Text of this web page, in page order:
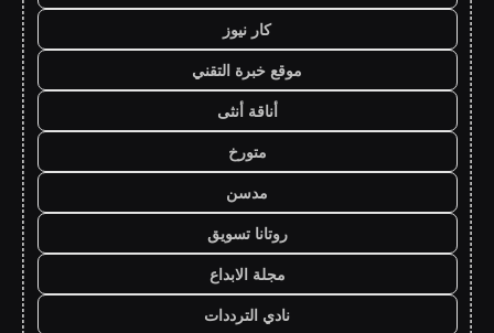
كار نيوز
موقع خبرة التقني
أناقة أنثى
متورخ
مدسن
روتانا تسويق
مجلة الابداع
نادي الترددات